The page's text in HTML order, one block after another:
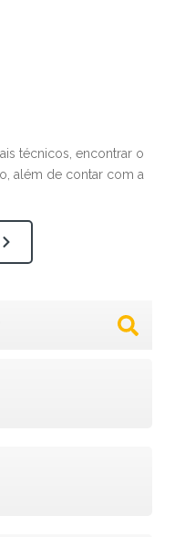
técnicos, encontrar o
além de contar com a